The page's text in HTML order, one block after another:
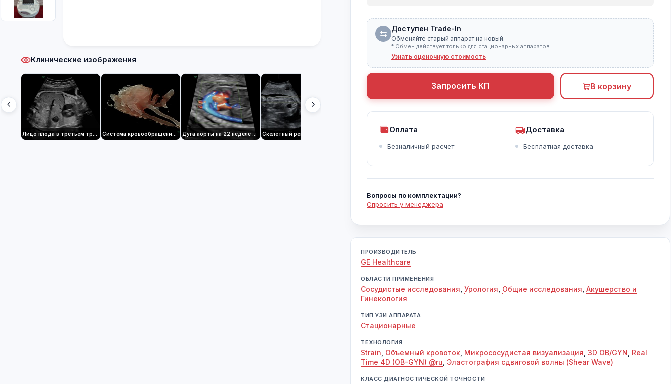
Клинические изображения
Дуга аорты на 22 неделе с использованием Radiantflow™ Перикализованные артерии на 25 неделе с использованием Radiantflow
Доступен Trade-In
Обменяйте старый аппарат на новый.
* Обмен действует только для стационарных аппаратов.
Узнать оценочную стоимость
Запросить КП В корзину
Оплата
Безналичный расчет
Доставка
Бесплатная доставка
Вопросы по комплектации?
Спросить у менеджера
ПРОИЗВОДИТЕЛЬ
GE Healthcare
ОБЛАСТИ ПРИМЕНЕНИЯ
Сосудистые исследования Урология Общие исследования Акушерство и
Гинекология
ТИП УЗИ АППАРАТА
Стационарные
ТЕХНОЛОГИЯ
Strain Объемный кровоток Микрососудистая визуализация 3D OB/GYN Real
Time 4D (OB-GYN) @ru Эластография сдвиговой волны (Shear Wave)
КЛАСС ДИАГНОСТИЧЕСКОЙ ТОЧНОСТИ